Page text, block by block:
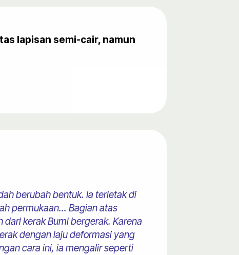
lapisan semi-cair, namun
berubah bentuk. Ia terletak di
permukaan... Bagian atas
kerak Bumi bergerak. Karena
dengan laju deformasi yang
cara ini, ia mengalir seperti